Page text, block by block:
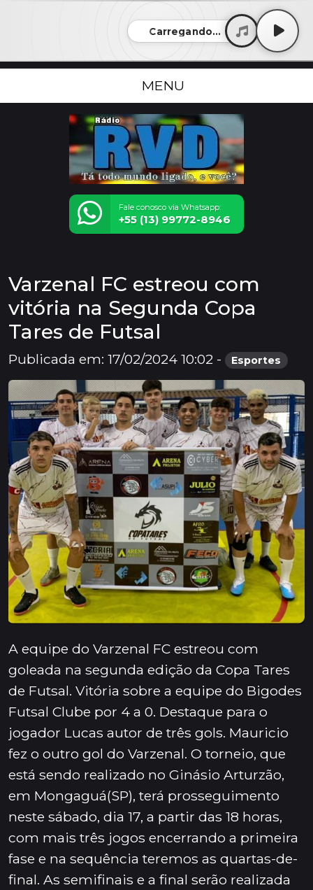
Carregando...
MENU
Fale conosco via Whatsapp:
+55 (13) 99772-8946
Varzenal FC estreou com
vitória na Segunda Copa
Tares de Futsal
Publicada em: 17/02/2024 10:02 - Esportes
A equipe do Varzenal FC estreou com
goleada na segunda edição da Copa Tares
de Futsal. Vitória sobre a equipe do Bigodes
Futsal Clube por 4 a 0. Destaque para o
jogador Lucas autor de três gols. Mauricio
fez o outro gol do Varzenal. O torneio, que
está sendo realizado no Ginásio Arturzão,
em Mongaguá(SP), terá prosseguimento
neste sábado, dia 17, a partir das 18 horas,
com mais três jogos encerrando a primeira
fase e na sequência teremos as quartas-de-
final. As semifinais e a final serão realizada